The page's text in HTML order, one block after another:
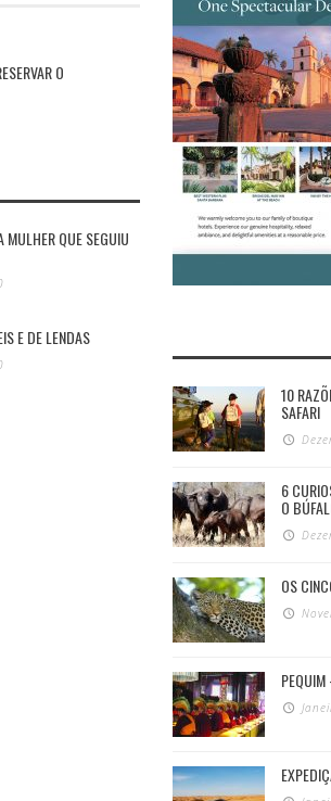
O
QUE SEGUIU
E DE LENDAS
10
SAFARI
6
O
OS